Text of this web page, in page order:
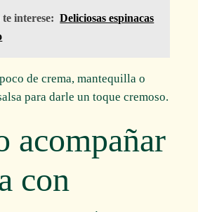
interese: Deliciosas espinacas
de crema, mantequilla o
para darle un toque cremoso.
acompañar
con